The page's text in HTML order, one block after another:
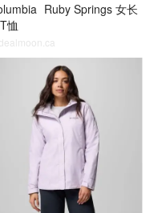
Ruby Springs 女长
恤